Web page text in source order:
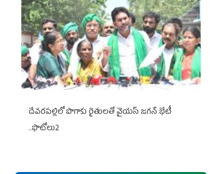
దేవరపల్లిలో పొగాకు రైతులతో వైయస్ జగన్ భేటీ
..ఫొటోలు2